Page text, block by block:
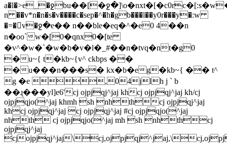
n ��v*n�n�s�v����c�sep�^�h�gb���l��y0r���y�:w
�=�v�ջ�e�� n��ble�eq�^�e0 4��n
n�oo`w�[0�qnx0�[te
�v^�w�`�w�b�v�l�_#��n�tvq�nt�g0
�u~{ t�kb~{v^ ckbps ��
�u���n���s� kx�b�eg�kb~{ �� t^
g �e ,04jlh j ` b
��ɻ���yl]e6'cj ojpjqj^jaj khcj ojpjqj^jaj kh/cj
ojpjqjo(^jaj khmh sh nhthcj ojpjqj^jaj
khcj ojpjqj^jaj cj ojpjqj^jaj #cj ojpjqjo(^jaj
nhth cj ojpjqjo(^jaj mh sh nhthcj
ojpjqj^jaj
cjojpjqj^jaj\cj,ojpjqj^jaj,\